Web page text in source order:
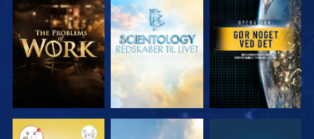
UDFORSK
SERIEN
UDFORSK
SERIEN
SE